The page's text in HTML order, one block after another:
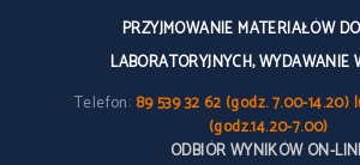
PRZYJMOWANIE MATERIAŁÓW
LABORATORYJNYCH, WYDAWANIE
Telefon: 89 539 32 62 (godz. 7.00-14.20)
(godz.14.20-7.00)
ODBIÓR WYNIKÓW ON-